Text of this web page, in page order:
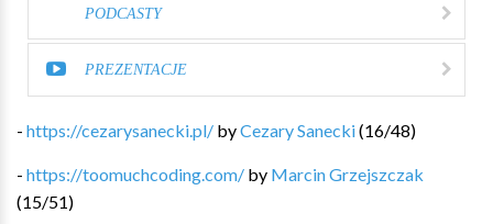
PODCASTY
PREZENTACJE
- https://cezarysanecki.pl/ byCezary Sanecki(16/48)
- https://toomuchcoding.com/ by Marcin Grzejszczak
(15/51)